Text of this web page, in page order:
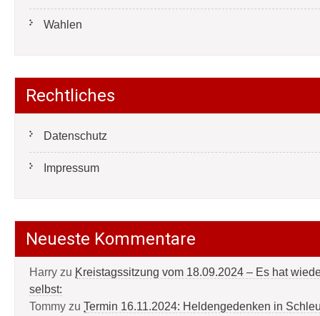
Wahlen
Rechtliches
Datenschutz
Impressum
Neueste Kommentare
Harry zu Kreistagssitzung vom 18.09.2024 – Es hat
selbst:
Tommy zu Termin 16.11.2024: Heldengedenken in